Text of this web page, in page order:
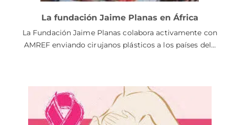
La fundación Jaime Planas en África
La Fundación Jaime Planas colabora activamente con
AMREF enviando cirujanos plásticos a los países del…